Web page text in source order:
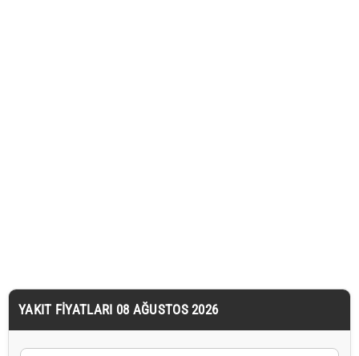
YAKIT FIYATLARI 08 AĞUSTOS 2026